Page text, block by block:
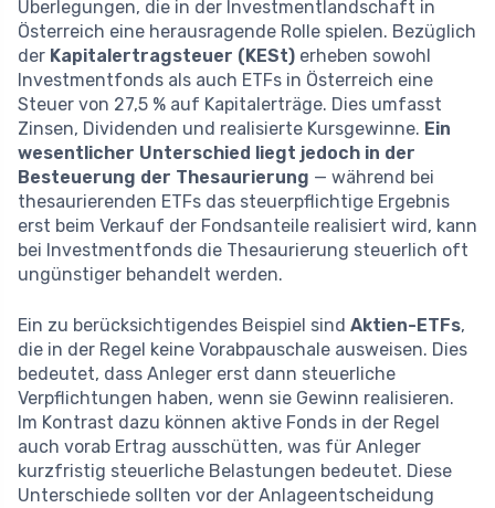
Überlegungen, die in der Investmentlandschaft in
Österreich eine herausragende Rolle spielen. Bezüglich
der Kapitalertragsteuer (KESt) erheben sowohl
Investmentfonds als auch ETFs in Österreich eine
Steuer von 27,5 % auf Kapitalerträge. Dies umfasst
Zinsen, Dividenden und realisierte Kursgewinne. Ein
wesentlicher Unterschied liegt jedoch in der
Besteuerung der Thesaurierung — während bei
thesaurierenden ETFs das steuerpflichtige Ergebnis
erst beim Verkauf der Fondsanteile realisiert wird, kann
bei Investmentfonds die Thesaurierung steuerlich oft
ungünstiger behandelt werden.
Ein zu berücksichtigendes Beispiel sind Aktien-ETFs,
die in der Regel keine Vorabpauschale ausweisen. Dies
bedeutet, dass Anleger erst dann steuerliche
Verpflichtungen haben, wenn sie Gewinn realisieren.
Im Kontrast dazu können aktive Fonds in der Regel
auch vorab Ertrag ausschütten, was für Anleger
kurzfristig steuerliche Belastungen bedeutet. Diese
Unterschiede sollten vor der Anlageentscheidung